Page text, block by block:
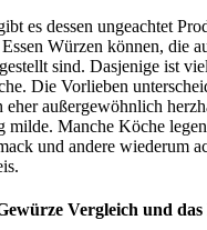
es dessen ungeachtet
Würzen können, die
sind. Dasjenige ist
Die Vorlieben
eher außergewöhnlich
milde. Manche Köche
und andere wiederum
Vergleich und das